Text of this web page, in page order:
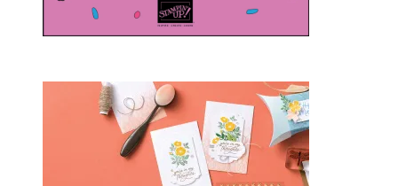
Sale-a-bration 2024 bei
Stampin‘ Up!
1. Februar 2024